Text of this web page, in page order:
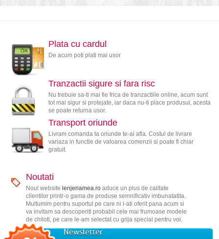
Plata cu cardul
De acum poti plati mai usor
Tranzactii sigure si fara risc
Nu trebuie sa-ti mai fie frica de tranzactiile online, acum sunt
tot mai sigur si protejate, iar daca nu-ti place produsul, acesta
se poate returna usor.
Transport oriunde
Livram comanda ta oriunde te-ai afla. Costul de livrare
variaza in functie de valoarea comenzii si poate fi chiar
gratuit.
Noutati
Noul website lenjeriamea.roaduce un plus de calitate
clientilor printr-o gama de produse semnificativ imbunatatita.
Multumim pentru suportul pe care ni l-ati oferit pana acum si
va invitam sa descoperiti probabil cele mai frumoase modele
de chiloti, pe care le-am selectat cu grija special pentru voi.
Newsletter